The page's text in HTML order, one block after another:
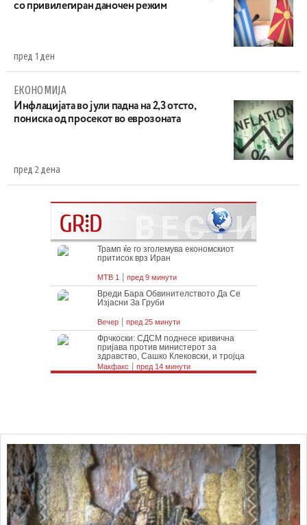
со привилегиран даночен режим
пред 1 ден
ЕКОНОМИЈА
Инфлацијата во јули падна на 2,3 отсто,
пониска од просекот во еврозоната
пред 2 дена